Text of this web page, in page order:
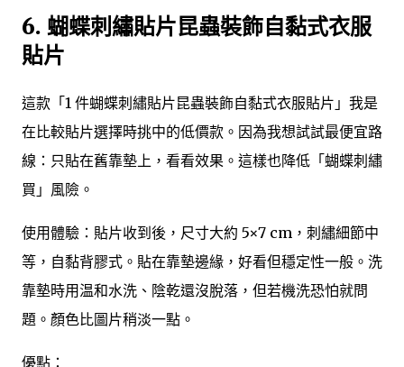
6. 蝴蝶刺繡貼片昆蟲裝飾自黏式衣服
貼片
這款「1 件蝴蝶刺繡貼片昆蟲裝飾自黏式衣服貼片」我是
在比較貼片選擇時挑中的低價款。因為我想試試最便宜路
線：只貼在舊靠墊上，看看效果。這樣也降低「蝴蝶刺繡
買」風險。
使用體驗：貼片收到後，尺寸大約 5×7 cm，刺繡細節中
等，自黏背膠式。貼在靠墊邊緣，好看但穩定性一般。洗
靠墊時用温和水洗、陰乾還沒脫落，但若機洗恐怕就問
題。顏色比圖片稍淡一點。
優點：